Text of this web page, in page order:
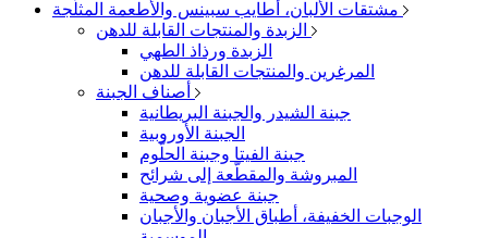
الزبدة ورذاذ الطهي
المرغرين والمنتجات القابلة للدهن
جبنة الشيدر والجبنة البريطانية
الجبنة الأوروبية
جبنة الفيتا وجبنة الحلّوم
المبروشة والمقطّعة إلى شرائح
جبنة عضوية وصحية
الوجبات الخفيفة، أطباق الأجبان والأجبان